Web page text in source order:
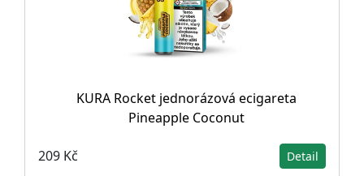
KURA Rocket jednorázová ecigareta
Pineapple Coconut
209 Kč Detail